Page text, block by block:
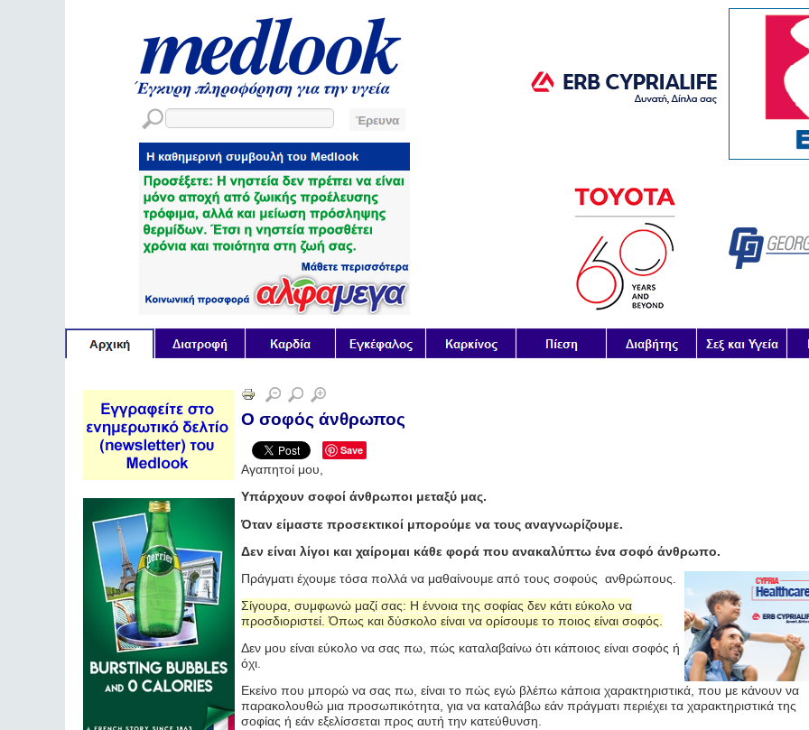
Ο σοφός άνθρωπος
Save
Αγαπητοί μου,
Υπάρχουν σοφοί άνθρωποι μεταξύ μας.
Όταν είμαστε προσεκτικοί μπορούμε να τους αναγνωρίζουμε.
Δεν είναι λίγοι και χαίρομαι κάθε φορά που ανακαλύπτω ένα σοφό άνθρωπο.
Πράγματι έχουμε τόσα πολλά να μαθαίνουμε από τους σοφούς ανθρώπους.
Σίγουρα, συμφωνώ μαζί σας: Η έννοια της σοφίας δεν κάτι εύκολο να
προσδιοριστεί. Όπως και δύσκολο είναι να ορίσουμε το ποιος είναι σοφός.
Δεν μου είναι εύκολο να σας πω, πώς καταλαβαίνω ότι κάποιος είναι σοφός ή
όχι.
Εκείνο που μπορώ να σας πω, είναι το πώς εγώ βλέπω κάποια χαρακτηριστικά, που με κάνουν να
παρακολουθώ μια προσωπικότητα, για να καταλάβω εάν πράγματι περιέχει τα χαρακτηριστικά της
σοφίας ή εάν εξελίσσεται προς αυτή την κατεύθυνση.